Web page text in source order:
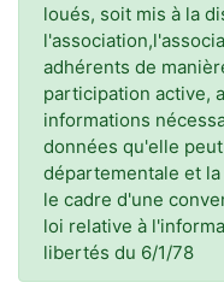
loués, soit mis à la
adhérents de
participation active,
informations
données qu'elle
départementale et
le cadre d'une
loi relative à
libertés du 6/1/78